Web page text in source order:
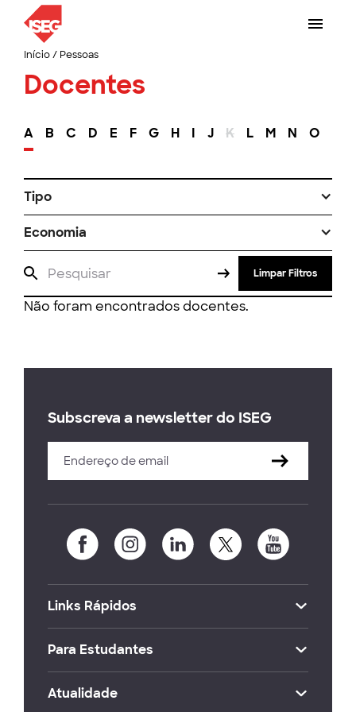
Início/ Pessoas
Docentes
A B C D E F G H I J K L M N O
Tipo
Economia
Limpar Filtros
Não foram encontrados docentes.
Subscreva a newsletter do ISEG
Links Rápidos
Para Estudantes
Atualidade